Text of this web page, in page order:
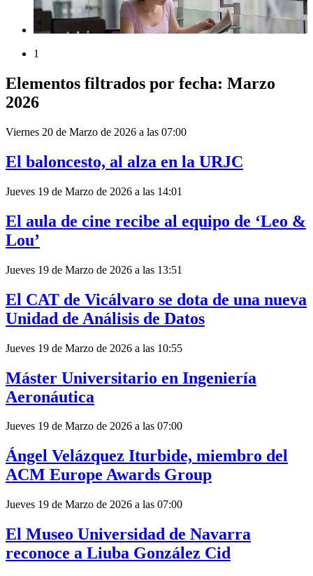
1
Elementos filtrados por fecha: Marzo
2026
Viernes 20 de Marzo de 2026 a las 07:00
El baloncesto, al alza en la URJC
Jueves 19 de Marzo de 2026 a las 14:01
El aula de cine recibe al equipo de ‘Leo &
Lou’
Jueves 19 de Marzo de 2026 a las 13:51
El CAT de Vicálvaro se dota de una nueva
Unidad de Análisis de Datos
Jueves 19 de Marzo de 2026 a las 10:55
Máster Universitario en Ingeniería
Aeronáutica
Jueves 19 de Marzo de 2026 a las 07:00
Ángel Velázquez Iturbide, miembro del
ACM Europe Awards Group
Jueves 19 de Marzo de 2026 a las 07:00
El Museo Universidad de Navarra
reconoce a Liuba González Cid